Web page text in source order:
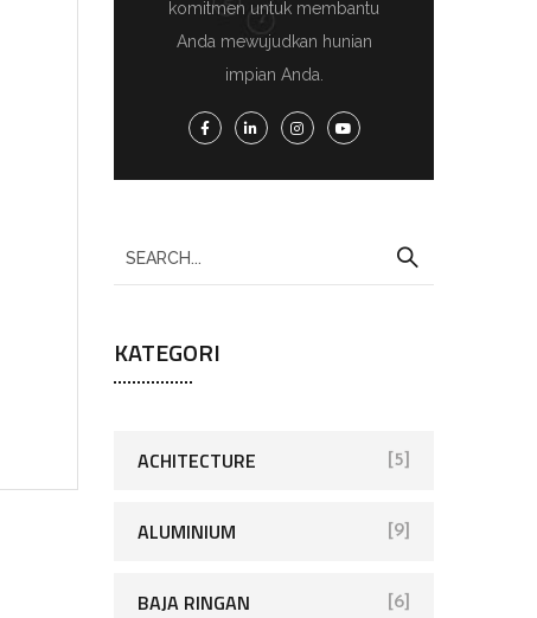
komitmen untuk membantu
Anda mewujudkan hunian
impian Anda.
KATEGORI
ACHITECTURE [5]
ALUMINIUM [9]
BAJA RINGAN [6]